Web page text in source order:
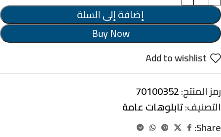
إضافة إلى السلة
Buy Now
Add to wishlist
رمز المنتج:70100352
التصنيف:تابلوهات عامة
Share: